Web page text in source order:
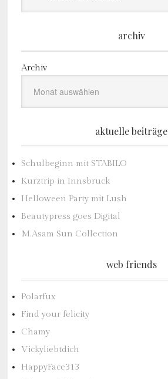
archiv
Archiv
aktuelle beiträge
Schulbeginn mit STABILO
Kurztrip in Innsbruck
Helloween Party mit Lush
Beautypress goes Digital
M.Asam Sun Collection
web friends
Polarfux
Find your felicity
Chamy
Vickyliebtdich
HappyFace313